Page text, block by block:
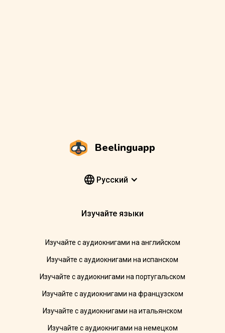
Beelinguapp
Pусский
Изучайте языки
Изучайте с аудиокнигами на английском
Изучайте с аудиокнигами на испанском
Изучайте с аудиокнигами на португальском
Изучайте с аудиокнигами на французском
Изучайте с аудиокнигами на итальянском
Изучайте с аудиокнигами на немецком